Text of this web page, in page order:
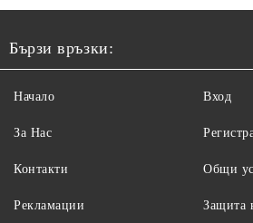
Бързи връзки:
Начало
За Нас
Контакти
Рекламации
Вход
Общи
Защита